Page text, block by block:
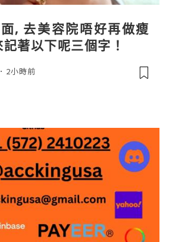
, 去美容院唔好再做瘦
著以下呢三個字！
2小時前